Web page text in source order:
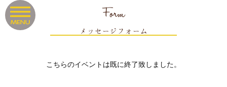
Form
メッセージフォーム
こちらのイベントは既に終了致しました。